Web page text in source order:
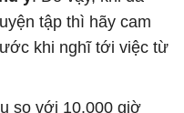
tập thì hãy cam
khi nghĩ tới việc từ
so với 10.000 giờ